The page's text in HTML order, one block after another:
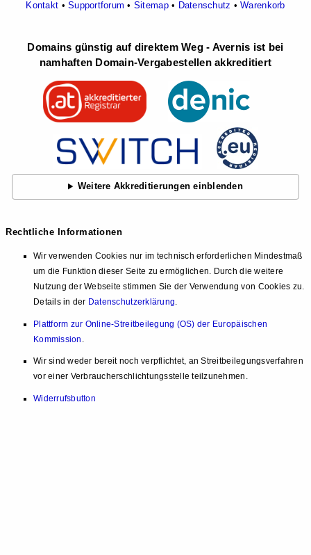
Kontakt •Supportforum • Sitemap• Datenschutz •Warenkorb
Domains günstig auf direktem Weg - Avernis ist bei
namhaften Domain-Vergabestellen akkreditiert
Weitere Akkreditierungen einblenden
Rechtliche Informationen
Wir verwenden Cookies nur im technisch erforderlichen Mindestmaß
um die Funktion dieser Seite zu ermöglichen. Durch die weitere
Nutzung der Webseite stimmen Sie der Verwendung von Cookies zu.
Details in der Datenschutzerklärung.
Plattform zur Online-Streitbeilegung (OS) der Europäischen
Kommission
Wir sind weder bereit noch verpflichtet, an Streitbeilegungsverfahren
vor einer Verbraucherschlichtungsstelle teilzunehmen.
Widerrufsbutton